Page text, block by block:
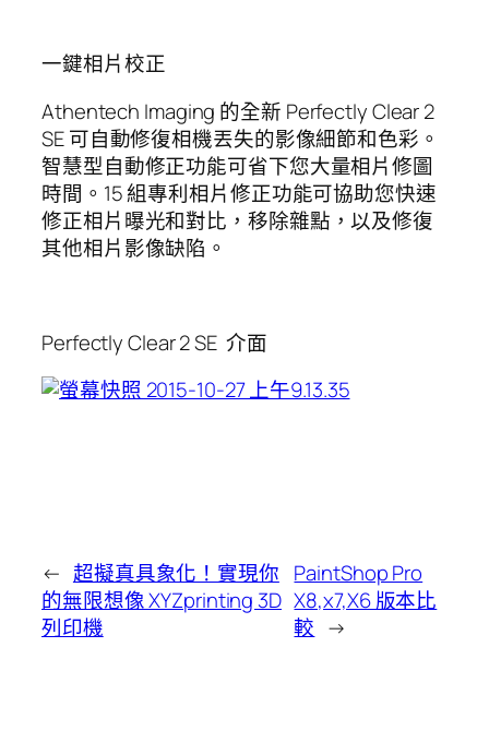
一鍵相片校正
Athentech Imaging 的全新 Perfectly Clear 2
SE 可自動修復相機丟失的影像細節和色彩。
智慧型自動修正功能可省下您大量相片修圖
時間。15 組專利相片修正功能可協助您快速
修正相片曝光和對比，移除雜點，以及修復
其他相片影像缺陷。
Perfectly Clear 2 SE 介面
← 超擬真具象化！實現你
的無限想像 XYZprinting 3D
列印機
PaintShop Pro
X8,x7,X6 版本比
較 →